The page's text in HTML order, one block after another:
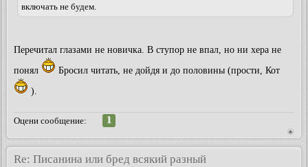
включать не будем.
Перечитал глазами не новичка. В ступор не впал, но ни хера не
понял
Бросил читать, не дойдя и до половины (прости, Кот
).
Оцени сообщение:
1
Re: Писанина или бред всякий разный